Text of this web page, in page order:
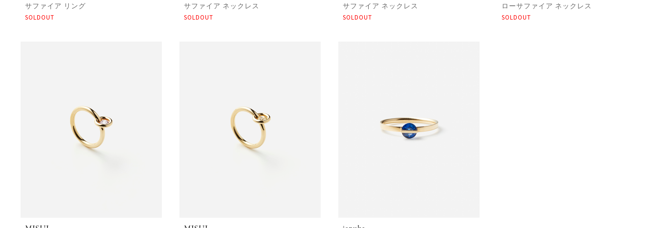
サファイア リング
SOLDOUT
サファイア ネックレス
SOLDOUT
サファイア ネックレス
SOLDOUT
ローサファイア ネックレス
SOLDOUT